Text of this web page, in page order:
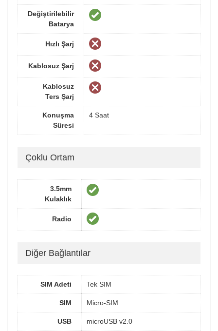
Değiştirilebilir
Batarya
Hızlı Şarj
Kablosuz Şarj
Kablosuz
Ters Şarj
Konuşma
Süresi
4 Saat
Çoklu Ortam
3.5mm
Kulaklık
Radio
Diğer Bağlantılar
SIM Adeti Tek SIM
SIM Micro-SIM
USB microUSB v2.0